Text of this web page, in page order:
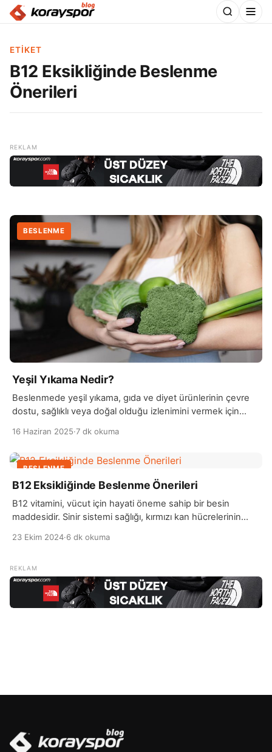
ETIKET
B12 Eksikliğinde Beslenme
Önerileri
BESLENME
Yeşil Yıkama Nedir?
Beslenmede yeşil yıkama, gıda ve diyet ürünlerinin çevre
dostu, sağlıklı veya doğal olduğu izlenimini vermek için
sürdürülebilir, organik ya da ekolojik olduğunu vurgulayarak
tüketicilerin ilgisini çekmeye çalışır; ancak gerçekte bu
iddialar ya eksik ya da yanlış bilgiye dayanabilir. Bu durum,
tüketicilerin bilinçli seçim yapmasını zorlaştırır ve güven
sorunlarına yol […]
16 Haziran 2025·7 dk okuma
BESLENME
B12 Eksikliğinde Beslenme Önerileri
B12 vitamini, vücut için hayati öneme sahip bir besin
maddesidir. Sinir sistemi sağlığı, kırmızı kan hücrelerinin
bulunmaktadır. B12 eksikliği, yetersiz beslenme, emilim
Bu eksiklik, yorgunluk, anemi, sinir hasarı ve zihinsel sağlık
sorunları gibi çeşitli belirtilerle kendini gösterir. Bu nedenle,
23 Ekim 2024·6 dk okuma